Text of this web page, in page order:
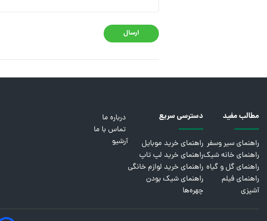
ارسال
مطالب مفید
راهنمای سیر وسفر
راهنمای خانه شیک
راهنمای گل و گیاه
راهنمای فیلم
آشپزی
دسترسی سریع
راهنمای خرید موبایل
راهنمای خرید لپ تاپ
راهنمای خرید لوازم خانگی
راهنمای شیک بودن
چهره‌ها
درباره ما
تماس با ما
آرشیو